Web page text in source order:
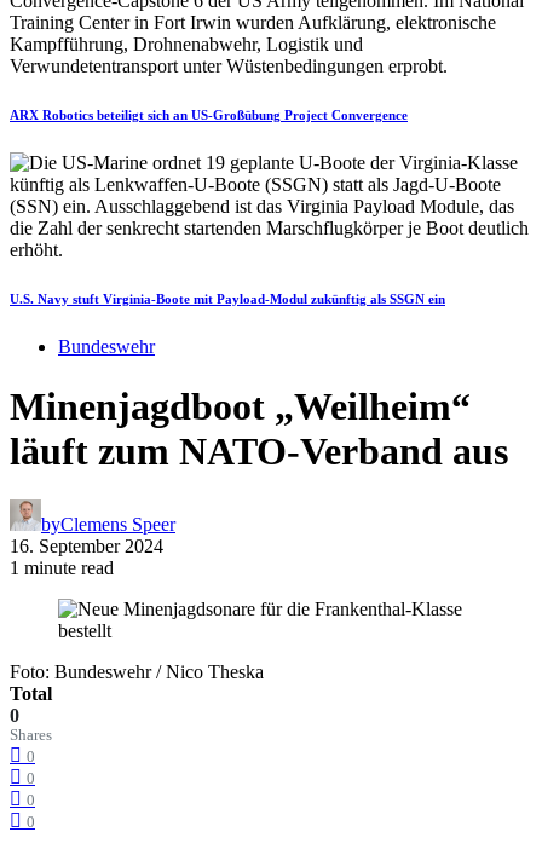
ARX Robotics beteiligt sich an US-Großübung Project Convergence
U.S. Navy stuft Virginia-Boote mit Payload-Modul zukünftig als SSGN ein
Bundeswehr
Minenjagdboot „Weilheim“
läuft zum NATO-Verband aus
byClemens Speer
16. September 2024
1 minute read
Foto: Bundeswehr / Nico Theska
Total
0
Shares
0
0
0
0